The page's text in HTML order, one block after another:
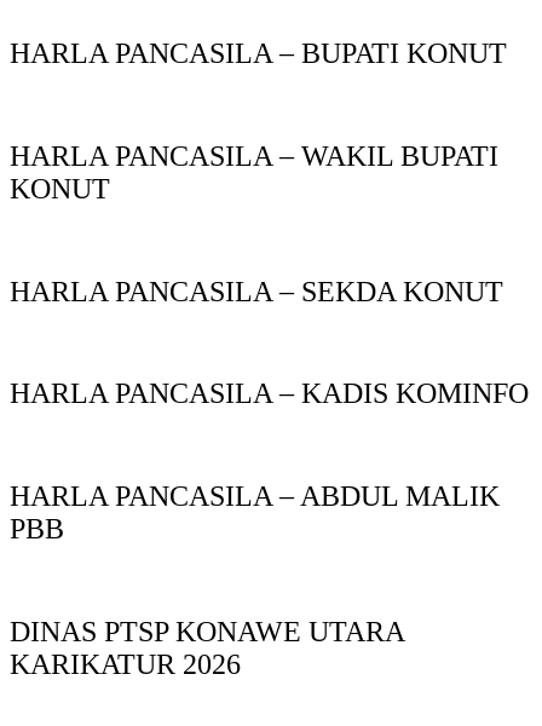
HARLA PANCASILA – BUPATI KONUT
HARLA PANCASILA – WAKIL BUPATI
KONUT
HARLA PANCASILA – SEKDA KONUT
HARLA PANCASILA – KADIS KOMINFO
HARLA PANCASILA – ABDUL MALIK
PBB
DINAS PTSP KONAWE UTARA
KARIKATUR 2026